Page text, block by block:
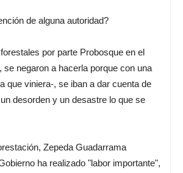
de alguna autoridad?
por parte Probosque en el
se negaron a hacerla porque con una
que viniera-, se iban a dar cuenta de
desorden y un desastre lo que se
Zepeda Guadarrama
ha realizado "labor importante",